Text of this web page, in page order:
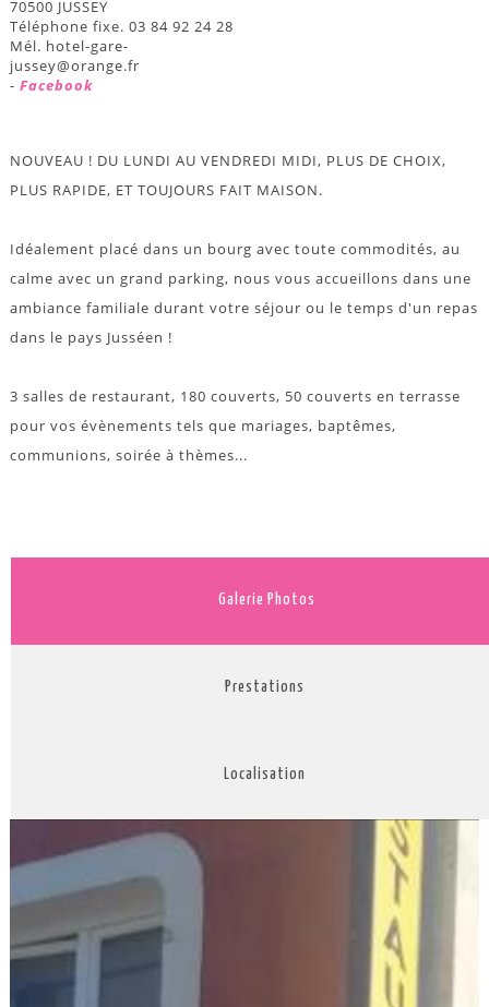
70500 JUSSEY
Téléphone fixe. 03 84 92 24 28
Mél. hotel-gare-
jussey@orange.fr
- Facebook
NOUVEAU ! DU LUNDI AU VENDREDI MIDI, PLUS DE CHOIX,
PLUS RAPIDE, ET TOUJOURS FAIT MAISON.
Idéalement placé dans un bourg avec toute commodités, au
calme avec un grand parking, nous vous accueillons dans une
ambiance familiale durant votre séjour ou le temps d'un repas
dans le pays Jusséen !
3 salles de restaurant, 180 couverts, 50 couverts en terrasse
pour vos évènements tels que mariages, baptêmes,
communions, soirée à thèmes...
Galerie Photos
Prestations
Localisation